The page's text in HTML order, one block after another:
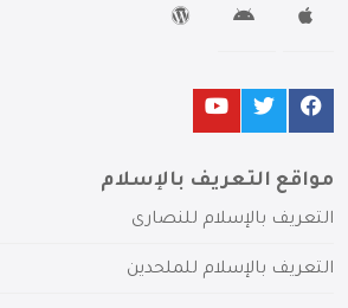
مواقع التعريف بالإسلام
التعريف بالإسلام للنصارى
التعريف بالإسلام للملحدين